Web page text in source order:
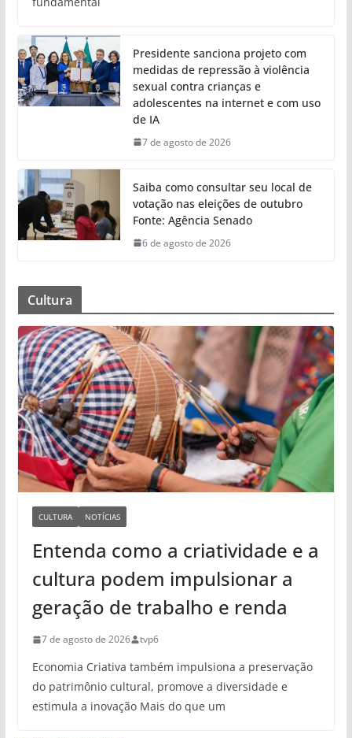
Presidente sanciona projeto com
medidas de repressão à violência
sexual contra crianças e
adolescentes na internet e com uso
de IA
7 de agosto de 2026
Saiba como consultar seu local de
votação nas eleições de outubro
Fonte: Agência Senado
6 de agosto de 2026
Cultura
CULTURA NOTÍCIAS
Entenda como a criatividade e a
cultura podem impulsionar a
geração de trabalho e renda
7 de agosto de 2026 tvp6
Economia Criativa também impulsiona a preservação
do patrimônio cultural, promove a diversidade e
estimula a inovação Mais do que um